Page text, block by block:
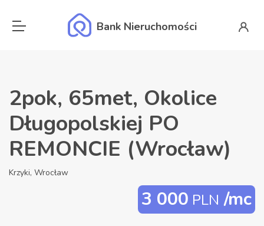
Bank Nieruchomości
2pok, 65met, Okolice
Długopolskiej PO
REMONCIE (Wrocław)
Krzyki, Wrocław
3 000 PLN /mc